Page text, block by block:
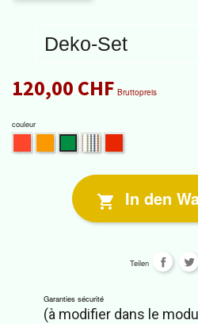
Deko-Set
120,00 CHF Bruttopreis
couleur
FabulousLuxurious
Lodge
Silent
Romance
Winter
Light
Golden
 In den
Teilen
Garanties sécurité
(à modifier dans le